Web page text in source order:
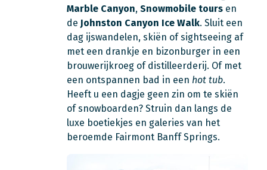
Marble Canyon, Snowmobile tours en
de Johnston Canyon Ice Walk. Sluit een
dag ijswandelen, skiën of sightseeing af
met een drankje en bizonburger in een
brouwerijkroeg of distilleerderij. Of met
een ontspannen bad in een hot tub.
Heeft u een dagje geen zin om te skiën
of snowboarden? Struin dan langs de
luxe boetiekjes en galeries van het
beroemde Fairmont Banff Springs.